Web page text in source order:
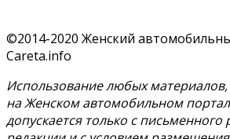
©2014-2020 Женский
Careta.info
Использование любых
на Женском автомобильном
допускается только с